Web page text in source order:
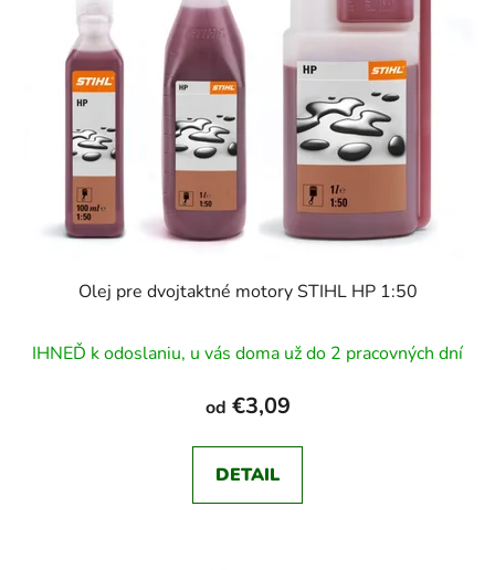
Olej pre dvojtaktné motory STIHL HP 1:50
IHNEĎ k odoslaniu, u vás doma už do 2 pracovných dní
od €3,09
DETAIL